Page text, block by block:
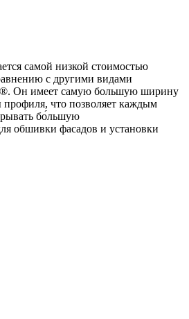
самой низкой стоимостью
с другими видами
Он имеет самую большую ширину
что позволяет каждым
бо́льшую
обшивки фасадов и установки